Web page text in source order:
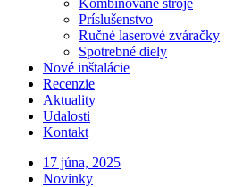
Kombinované stroje
Príslušenstvo
Ručné laserové zváračky
Spotrebné diely
Nové inštalácie
Recenzie
Aktuality
Udalosti
Kontakt
17 júna, 2025
Novinky